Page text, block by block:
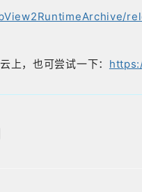
上，也可尝试一下：